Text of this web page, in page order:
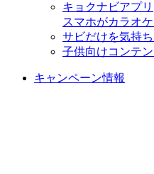
キョクナビアプリ
スマホがカラオ
サビだけを気持
子供向けコンテン
キャンペーン情報